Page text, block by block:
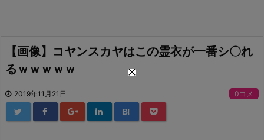
【画像】コヤンスカヤはこの霊衣が一番シ〇れ
るｗｗｗｗｗ
2019年11月21日 0コメ
B!